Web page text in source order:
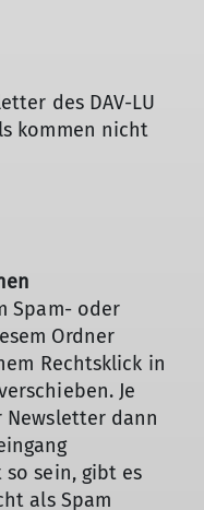
des DAV-LU
kommen nicht
Spam- oder
Ordner
Rechtsklick in
Je
dann
sein, gibt es
als Spam